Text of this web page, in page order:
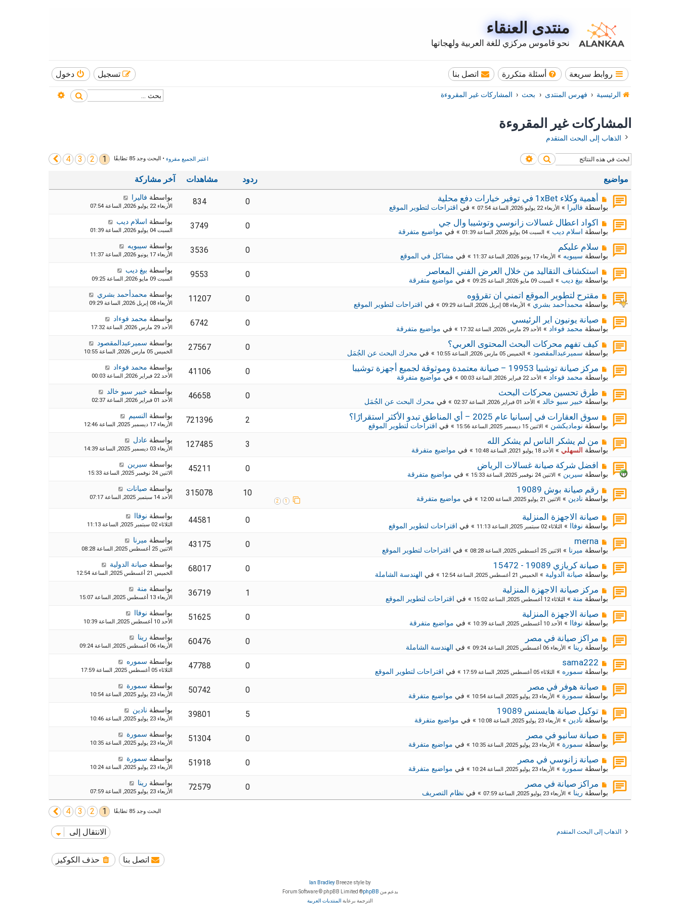
منتدى العنقاء
نحو قاموس مركزي للغة العربية ولهجاتها
روابط سريعة أسئلة متكررة اتصل بنا دخول تسجيل
الرئيسية فهرس المنتدى بحث المشاركات غير المقروءة بحث
المشاركات غير المقروءة
الذهاب إلى البحث المتقدم
بحث بحث متقدم اعتبر الجميع مقروء • البحث وجد 85 تطابقًا 1
2
3
4 التالي
مواضيع ردود مشاهدات آخر مشاركة
م
ش
ر
ك
ة
ج
د
د
ة
أهمية وكلاء 1xBet في توفير خيارات دفع محلية
بواسطة فاليرا » الأربعاء 22 يوليو 2026, الساعة 07:54 » في اقتراحات لتطوير الموقع
0
834 بواسطة فاليرا
الأربعاء 22 يوليو 2026, الساعة 07:54
م
ش
ر
ك
ة
ج
د
ة
اكواد اعطال غسالات زانوسي وتوشيبا وال جي
بواسطة اسلام ديب » السبت 04 يوليو 2026, الساعة 01:39 » في مواضيع متفرقة
0
3749 بواسطة اسلام ديب
السبت 04 يوليو 2026, الساعة 01:39
م
ش
ر
ك
ة
ج
د
د
ة
سلام عليكم
بواسطة سيبويه » الأربعاء 17 يونيو 2026, الساعة 11:37 » في مشاكل في الموقع
0
3536 بواسطة سيبويه
الأربعاء 17 يونيو 2026, الساعة 11:37
م
ش
ك
ة
ج
د
د
ة
استكشاف التقاليد من خلال العرض الفني المعاصر
بواسطة بيغ ديب » السبت 09 مايو 2026, الساعة 09:25 » في مواضيع متفرقة
0
9553 بواسطة بيغ ديب
السبت 09 مايو 2026, الساعة 09:25
م
ش
ر
ك
ة
ج
د
ة
مقترح لتطوير الموقع اتمني ان تقرؤوه
بواسطة محمدأحمد بشري » الأربعاء 08 إبريل 2026, الساعة 09:29 » في اقتراحات لتطوير الموقع
0
11207 بواسطة محمدأحمد بشري
الأربعاء 08 إبريل 2026, الساعة 09:29
م
ش
ر
ك
ة
ج
د
د
ة
صيانة يونيون اير الرئيسي
بواسطة محمد فوءاد » الأحد 29 مارس 2026, الساعة 17:32 » في مواضيع متفرقة
0
6742 بواسطة محمد فوءاد
الأحد 29 مارس 2026, الساعة 17:32
م
ش
ك
ة
ج
د
د
ة
كيف تفهم محركات البحث المحتوى العربي؟
بواسطة سميرعبدالمقصود » الخميس 05 مارس 2026, الساعة 10:55 » في محرك البحث عن الجُمَل
0
27567 بواسطة سميرعبدالمقصود
الخميس 05 مارس 2026, الساعة 10:55
م
ش
ر
ك
ة
ج
د
ة
مركز صيانة توشيبا 19953 – صيانة معتمدة وموثوقة لجميع أجهزة توشيبا
بواسطة محمد فوءاد » الأحد 22 فبراير 2026, الساعة 00:03 » في مواضيع متفرقة
0
41106 بواسطة محمد فوءاد
الأحد 22 فبراير 2026, الساعة 00:03
م
ش
ر
ك
ة
ج
د
د
ة
طرق تحسين محركات البحث
بواسطة خبير سيو خالد » الأحد 01 فبراير 2026, الساعة 02:37 » في محرك البحث عن الجُمَل
0
46658 بواسطة خبير سيو خالد
الأحد 01 فبراير 2026, الساعة 02:37
م
ش
ك
ة
ج
د
د
ة
سوق العقارات في إسبانيا عام 2025 – أي المناطق تبدو الأكثر استقرارًا؟
بواسطة نوماديكشن » الاثنين 15 ديسمبر 2025, الساعة 15:56 » في اقتراحات لتطوير الموقع
2
721396 بواسطة النسيم
الأربعاء 17 ديسمبر 2025, الساعة 12:46
م
ش
ر
ك
ة
ج
د
ة
من لم يشكر الناس لم يشكر الله
بواسطة السهلي » الأحد 18 يوليو 2021, الساعة 10:48 » في مواضيع متفرقة
3
127485 بواسطة عادل
الأربعاء 03 ديسمبر 2025, الساعة 14:39
م
ش
ر
ك
ة
د
ي
ة
افضل شركة صيانة غسالات الرياض
بواسطة سيرين » الاثنين 24 نوفمبر 2025, الساعة 15:33 » في مواضيع متفرقة
0
45211 بواسطة سيرين
الاثنين 24 نوفمبر 2025, الساعة 15:33
م
ش
ك
ة
د
ي
ة
رقم صيانة بوش 19089
بواسطة نادين » الاثنين 21 يوليو 2025, الساعة 12:00 » في مواضيع متفرقة 1
2
10
315078 بواسطة صيانات
الأحد 14 سبتمبر 2025, الساعة 07:17
م
ش
ر
ك
ة
ج
د
ة
صيانة الاجهزة المنزلية
بواسطة نوفاا » الثلاثاء 02 سبتمبر 2025, الساعة 11:13 » في اقتراحات لتطوير الموقع
0
44581 بواسطة نوفاا
الثلاثاء 02 سبتمبر 2025, الساعة 11:13
م
ش
ر
ك
ة
د
د
ة
merna
بواسطة ميرنا » الاثنين 25 أغسطس 2025, الساعة 08:28 » في اقتراحات لتطوير الموقع
0
43175 بواسطة ميرنا
الاثنين 25 أغسطس 2025, الساعة 08:28
م
ش
ك
ة
ج
د
ة
صيانة كريازي 19089 - 15472
بواسطة صيانة الدولية » الخميس 21 أغسطس 2025, الساعة 12:54 » في الهندسة الشاملة
0
68017 بواسطة صيانة الدولية
الخميس 21 أغسطس 2025, الساعة 12:54
ش
ر
ك
ة
د
د
ة
مركز صيانة الاجهزة المنزلية
بواسطة منة » الثلاثاء 12 أغسطس 2025, الساعة 15:02 » في اقتراحات لتطوير الموقع
1
36719 بواسطة منة
الأربعاء 13 أغسطس 2025, الساعة 15:07
م
ش
ك
ة
ج
د
د
ة
صيانة الاجهزة المنزلية
بواسطة نوفاا » الأحد 10 أغسطس 2025, الساعة 10:39 » في مواضيع متفرقة
0
51625 بواسطة نوفاا
الأحد 10 أغسطس 2025, الساعة 10:39
ش
ر
ك
ة
ج
د
د
ة
مراكز صيانة في مصر
بواسطة رينا » الأربعاء 06 أغسطس 2025, الساعة 09:24 » في الهندسة الشاملة
0
60476 بواسطة رينا
الأربعاء 06 أغسطس 2025, الساعة 09:24
م
ش
ر
ك
ة
ج
د
د
ة
sama222
بواسطة سموره » الثلاثاء 05 أغسطس 2025, الساعة 17:59 » في اقتراحات لتطوير الموقع
0
47788 بواسطة سموره
الثلاثاء 05 أغسطس 2025, الساعة 17:59
م
ش
ر
ك
ة
ج
د
د
ة
صيانة هوفر في مصر
بواسطة سمورة » الأربعاء 23 يوليو 2025, الساعة 10:54 » في مواضيع متفرقة
0
50742 بواسطة سمورة
الأربعاء 23 يوليو 2025, الساعة 10:54
م
ش
ر
ك
ة
ج
د
ة
توكيل صيانة هايسنس 19089
بواسطة نادين » الأربعاء 23 يوليو 2025, الساعة 10:08 » في مواضيع متفرقة
5
39801 بواسطة نادين
الأربعاء 23 يوليو 2025, الساعة 10:46
م
ش
ر
ك
ة
د
ي
صيانة سانيو في مصر
بواسطة سمورة » الأربعاء 23 يوليو 2025, الساعة 10:35 » في مواضيع متفرقة
0
51304 بواسطة سمورة
الأربعاء 23 يوليو 2025, الساعة 10:35
م
ش
ك
ة
د
صيانة زانوسي في مصر
بواسطة سمورة » الأربعاء 23 يوليو 2025, الساعة 10:24 » في مواضيع متفرقة
0
51918 بواسطة سمورة
الأربعاء 23 يوليو 2025, الساعة 10:24
ش
ا
ج
مراكز صيانة في مصر
بواسطة رينا » الأربعاء 23 يوليو 2025, الساعة 07:59 » في نظام التصريف
0
72579 بواسطة رينا
الأربعاء 23 يوليو 2025, الساعة 07:59
البحث وجد 85 تطابقًا 1
2
3
4 التالي
الذهاب إلى البحث المتقدم الانتقال إلى
حذف الكوكيز اتصل بنا
Breeze style by
Ian Bradley
بدعم من phpBB
® Forum Software © phpBB Limited
الترجمة برعاية المنتديات العربية